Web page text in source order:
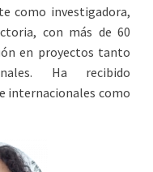
como investigadora,
con más de 60
en proyectos tanto
Ha recibido
internacionales como